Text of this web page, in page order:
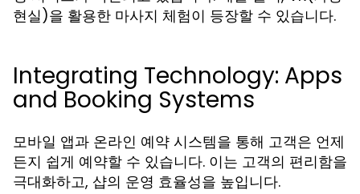
현실)을 활용한 마사지 체험이 등장할 수 있습니다.
Integrating Technology: Apps
and Booking Systems
모바일 앱과 온라인 예약 시스템을 통해 고객은 언제
든지 쉽게 예약할 수 있습니다. 이는 고객의 편리함을
극대화하고, 샵의 운영 효율성을 높입니다.